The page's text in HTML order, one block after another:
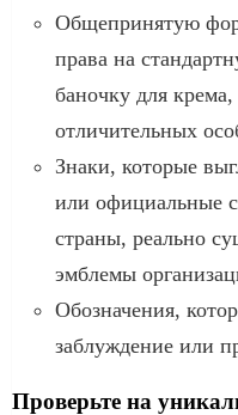
Общепринятую
права на
баночку для
отличительных
Знаки, которые
или официальные
страны, реально
эмблемы
Обозначения,
заблуждение или
Проверьте на